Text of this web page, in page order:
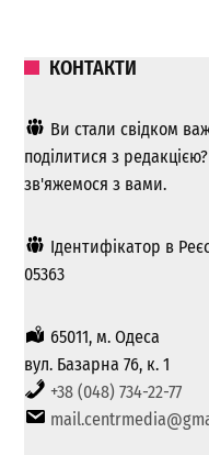
КОНТАКТИ
Ви стали свідком
поділитися з редакцією?
зв'яжемося з вами.
Ідентифікатор в
05363
65011, м. Одеса
вул. Базарна 76, к. 1
+38 (048) 734-22-77